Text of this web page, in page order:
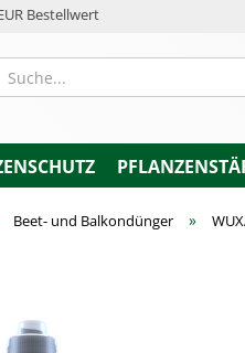
Bestellwert
Beet- und Balkondünger »